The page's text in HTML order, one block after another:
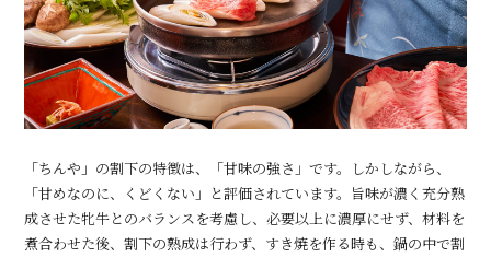
「ちんや」の割下の特徴は、「甘味の強さ」です。しかしながら、
「甘めなのに、くどくない」と評価されています。旨味が濃く充分熟
成させた牝牛とのバランスを考慮し、必要以上に濃厚にせず、材料を
煮合わせた後、割下の熟成は行わず、すき焼を作る時も、鍋の中で割